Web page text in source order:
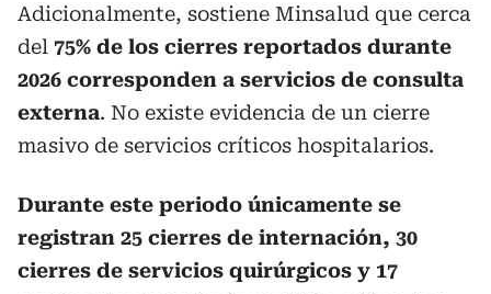
Adicionalmente, sostiene Minsalud que cerca
del 75% de los cierres reportados durante
2026 corresponden a servicios de consulta
externa. No existe evidencia de un cierre
masivo de servicios críticos hospitalarios.
Durante este periodo únicamente se
registran 25 cierres de internación, 30
cierres de servicios quirúrgicos y 17